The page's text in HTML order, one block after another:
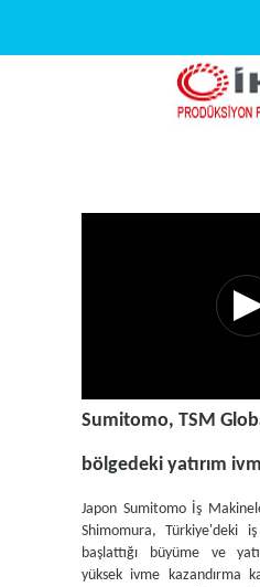
Sumitomo, TSM
bölgedeki yatırım
Japon Sumitomo İş
Shimomura, Türkiye'deki
başlattığı büyüme ve
yüksek ivme kazandırma